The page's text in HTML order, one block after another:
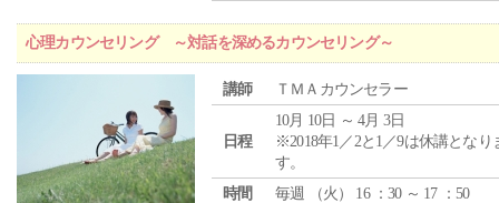
心理カウンセリング ～対話を深めるカウンセリング～
講師 ＴＭＡカウンセラー
日程
10月 10日 ～ 4月 3日
※2018年1／2と1／9は休講となり
す。
時間
毎週 （火 ） 16 ：30 ～ 17 ：50